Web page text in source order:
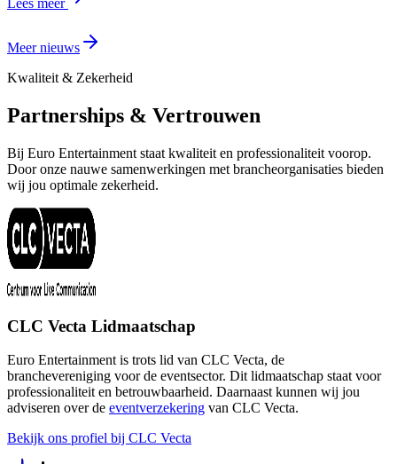
Lees meer
Meer nieuws
Kwaliteit & Zekerheid
Partnerships & Vertrouwen
Bij Euro Entertainment staat kwaliteit en professionaliteit voorop.
Door onze nauwe samenwerkingen met brancheorganisaties bieden
wij jou optimale zekerheid.
CLC Vecta Lidmaatschap
Euro Entertainment is trots lid van CLC Vecta, de
branchevereniging voor de eventsector. Dit lidmaatschap staat voor
professionaliteit en betrouwbaarheid. Daarnaast kunnen wij jou
adviseren over de eventverzekering van CLC Vecta.
Bekijk ons profiel bij CLC Vecta